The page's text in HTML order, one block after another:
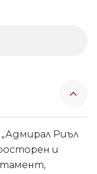
Риъл
и